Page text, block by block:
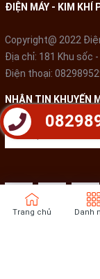
ĐIỆN MÁY - KIM KHÍ
Copyright@ 2022
Địa chỉ: 181 Khu sốc
Điện thoại:
NHẬN TIN KHUYẾN
Trang chủ Danh